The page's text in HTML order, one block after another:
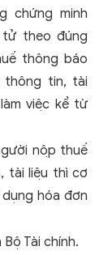
chứng minh
theo đúng
thông báo
thông tin, tài
việc kể từ
nộp thuế
tài liệu thì cơ
hóa đơn
Tài chính.